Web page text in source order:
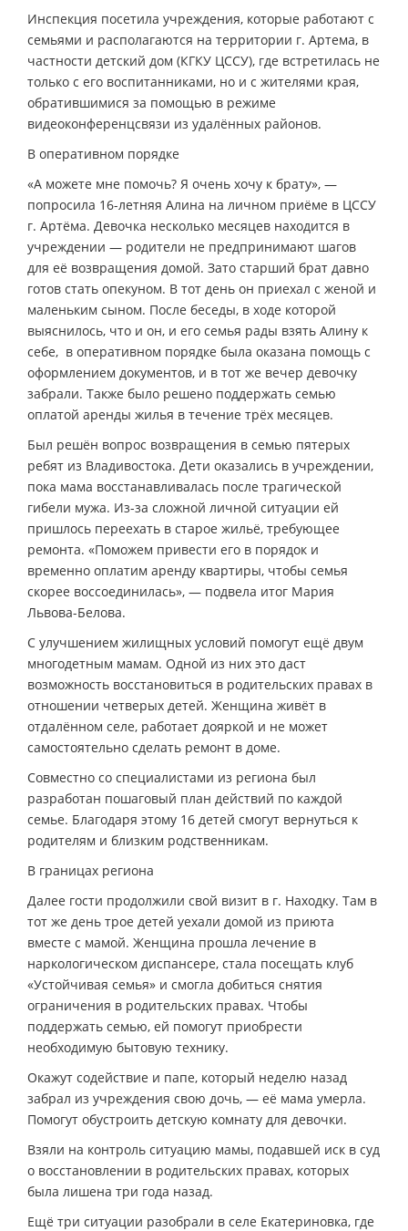
Инспекция посетила учреждения, которые работают с
семьями и располагаются на территории г. Артема, в
частности детский дом (КГКУ ЦССУ), где встретилась не
только с его воспитанниками, но и с жителями края,
обратившимися за помощью в режиме
видеоконференцсвязи из удалённых районов.
В оперативном порядке
«А можете мне помочь? Я очень хочу к брату», —
попросила 16-летняя Алина на личном приёме в ЦССУ
г. Артёма. Девочка несколько месяцев находится в
учреждении — родители не предпринимают шагов
для её возвращения домой. Зато старший брат давно
готов стать опекуном. В тот день он приехал с женой и
маленьким сыном. После беседы, в ходе которой
выяснилось, что и он, и его семья рады взять Алину к
себе, в оперативном порядке была оказана помощь с
оформлением документов, и в тот же вечер девочку
забрали. Также было решено поддержать семью
оплатой аренды жилья в течение трёх месяцев.
Был решён вопрос возвращения в семью пятерых
ребят из Владивостока. Дети оказались в учреждении,
пока мама восстанавливалась после трагической
гибели мужа. Из-за сложной личной ситуации ей
пришлось переехать в старое жильё, требующее
ремонта. «Поможем привести его в порядок и
временно оплатим аренду квартиры, чтобы семья
скорее воссоединилась», — подвела итог Мария
Львова-Белова.
С улучшением жилищных условий помогут ещё двум
многодетным мамам. Одной из них это даст
возможность восстановиться в родительских правах в
отношении четверых детей. Женщина живёт в
отдалённом селе, работает дояркой и не может
самостоятельно сделать ремонт в доме.
Совместно со специалистами из региона был
разработан пошаговый план действий по каждой
семье. Благодаря этому 16 детей смогут вернуться к
родителям и близким родственникам.
В границах региона
Далее гости продолжили свой визит в г. Находку. Там в
тот же день трое детей уехали домой из приюта
вместе с мамой. Женщина прошла лечение в
наркологическом диспансере, стала посещать клуб
«Устойчивая семья» и смогла добиться снятия
ограничения в родительских правах. Чтобы
поддержать семью, ей помогут приобрести
необходимую бытовую технику.
Окажут содействие и папе, который неделю назад
забрал из учреждения свою дочь, — её мама умерла.
Помогут обустроить детскую комнату для девочки.
Взяли на контроль ситуацию мамы, подавшей иск в суд
о восстановлении в родительских правах, которых
была лишена три года назад.
Ещё три ситуации разобрали в селе Екатериновка, где